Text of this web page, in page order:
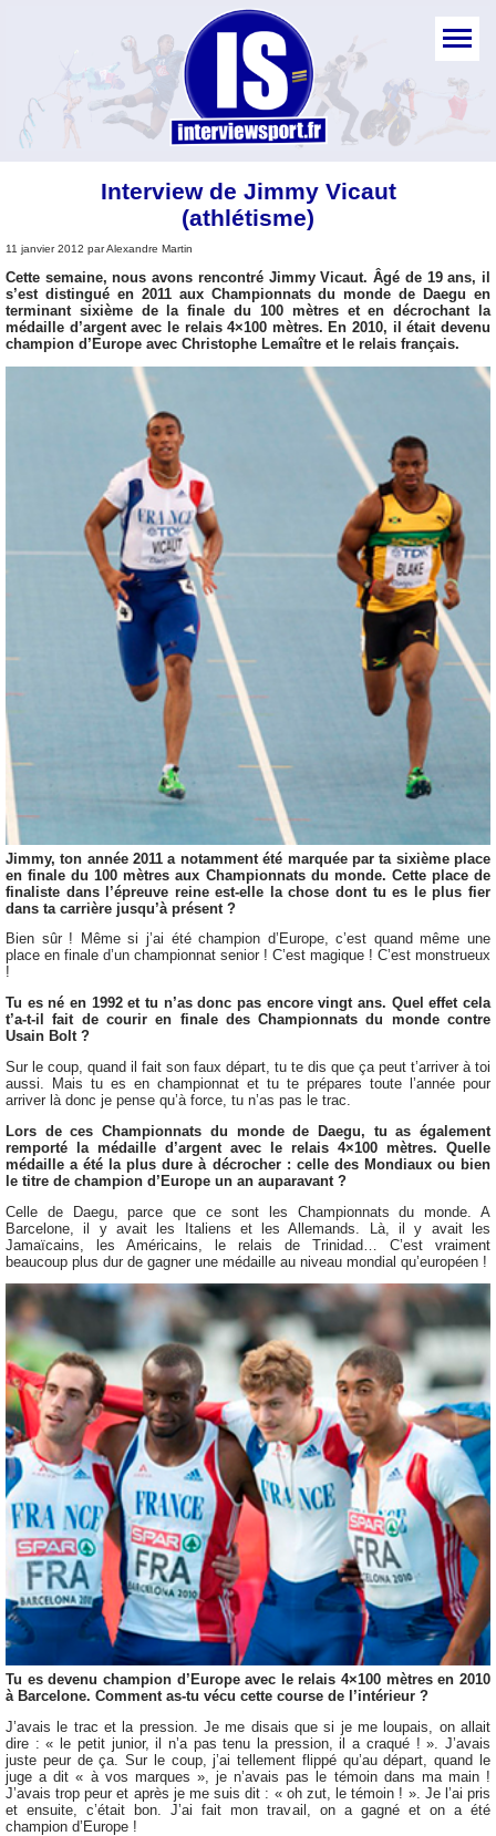
Interview de Jimmy Vicaut
(athlétisme)
11 janvier 2012 par Alexandre Martin
Cette semaine, nous avons rencontré Jimmy Vicaut. Âgé de 19 ans, il
s’est distingué en 2011 aux Championnats du monde de Daegu en
terminant sixième de la finale du 100 mètres et en décrochant la
médaille d’argent avec le relais 4×100 mètres. En 2010, il était devenu
champion d’Europe avec Christophe Lemaître et le relais français.
Jimmy, ton année 2011 a notamment été marquée par ta sixième place
en finale du 100 mètres aux Championnats du monde. Cette place de
finaliste dans l’épreuve reine est-elle la chose dont tu es le plus fier
dans ta carrière jusqu’à présent ?
Bien sûr ! Même si j’ai été champion d’Europe, c’est quand même une
place en finale d’un championnat senior ! C’est magique ! C’est monstrueux
!
Tu es né en 1992 et tu n’as donc pas encore vingt ans. Quel effet cela
t’a-t-il fait de courir en finale des Championnats du monde contre
Usain Bolt ?
Sur le coup, quand il fait son faux départ, tu te dis que ça peut t’arriver à toi
aussi. Mais tu es en championnat et tu te prépares toute l’année pour
arriver là donc je pense qu’à force, tu n’as pas le trac.
Lors de ces Championnats du monde de Daegu, tu as également
remporté la médaille d’argent avec le relais 4×100 mètres. Quelle
médaille a été la plus dure à décrocher : celle des Mondiaux ou bien
le titre de champion d’Europe un an auparavant ?
Celle de Daegu, parce que ce sont les Championnats du monde. A
Barcelone, il y avait les Italiens et les Allemands. Là, il y avait les
Jamaïcains, les Américains, le relais de Trinidad… C’est vraiment
beaucoup plus dur de gagner une médaille au niveau mondial qu’européen !
Tu es devenu champion d’Europe avec le relais 4×100 mètres en 2010
à Barcelone. Comment as-tu vécu cette course de l’intérieur ?
J’avais le trac et la pression. Je me disais que si je me loupais, on allait
dire : « le petit junior, il n’a pas tenu la pression, il a craqué ! ». J’avais
juste peur de ça. Sur le coup, j’ai tellement flippé qu’au départ, quand le
juge a dit « à vos marques », je n’avais pas le témoin dans ma main !
J’avais trop peur et après je me suis dit : « oh zut, le témoin ! ». Je l’ai pris
et ensuite, c’était bon. J’ai fait mon travail, on a gagné et on a été
champion d’Europe !